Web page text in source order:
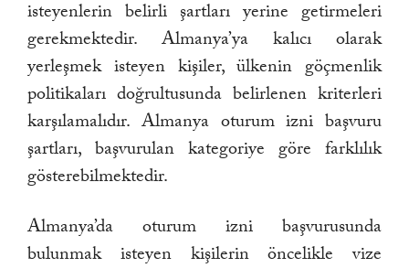
isteyenlerin belirli şartları yerine getirmeleri
gerekmektedir. Almanya’ya kalıcı olarak
yerleşmek isteyen kişiler, ülkenin göçmenlik
politikaları doğrultusunda belirlenen kriterleri
karşılamalıdır. Almanya oturum izni başvuru
şartları, başvurulan kategoriye göre farklılık
gösterebilmektedir.
Almanya’da oturum izni başvurusunda
bulunmak isteyen kişilerin öncelikle vize